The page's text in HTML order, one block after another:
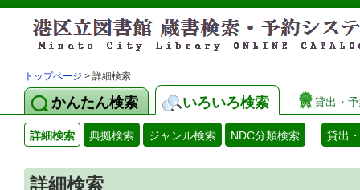
トップページ > 詳細検索
かんたん検索 いろいろ検索 貸出・
詳細検索 典拠検索 ジャンル検索 NDC分類検索 貸出
詳細検索